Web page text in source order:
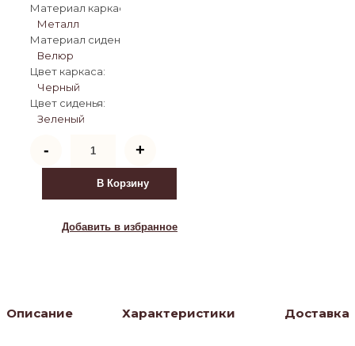
Материал каркаса:
Металл
Материал сиденья:
Велюр
Цвет каркаса:
Черный
Цвет сиденья:
Зеленый
-
товара
Стул
металлокаркасе
R
+
В Корзину
Добавить в избранное
Описание Характеристики Доставка